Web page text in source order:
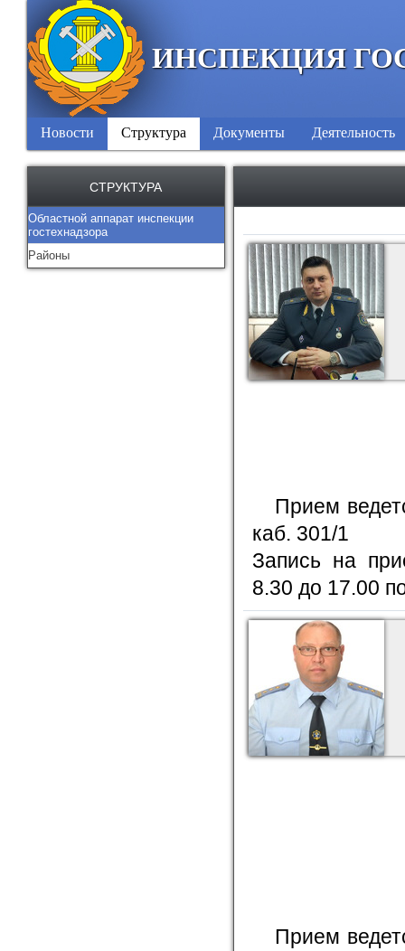
ИНСПЕКЦИЯ
Новости Структура Документы Деятельность
СТРУКТУРА
Областной аппарат инспекции
гостехнадзора
Районы
Прием
каб. 301/1
Запись на
8.30 до 17.00
Прием